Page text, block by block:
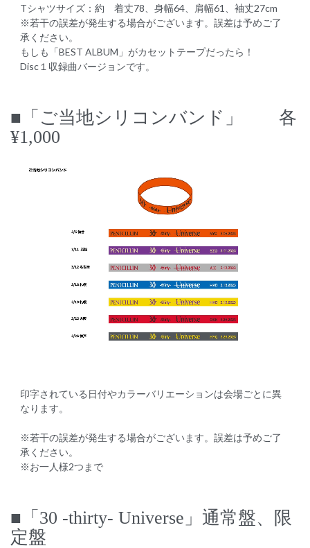
Tシャツサイズ：約 着丈78、身幅64、肩幅61、袖丈27cm
※若干の誤差が発生する場合がございます。誤差は予めご了
承ください。
もしも「BEST ALBUM」がカセットテープだったら！
Disc１収録曲バージョンです。
■「ご当地シリコンバンド」 各
¥1,000
印字されている日付やカラーバリエーションは会場ごとに異
なります。
※若干の誤差が発生する場合がございます。誤差は予めご了
承ください。
※お一人様2つまで
■「30 -thirty- Universe」通常盤、限
定盤